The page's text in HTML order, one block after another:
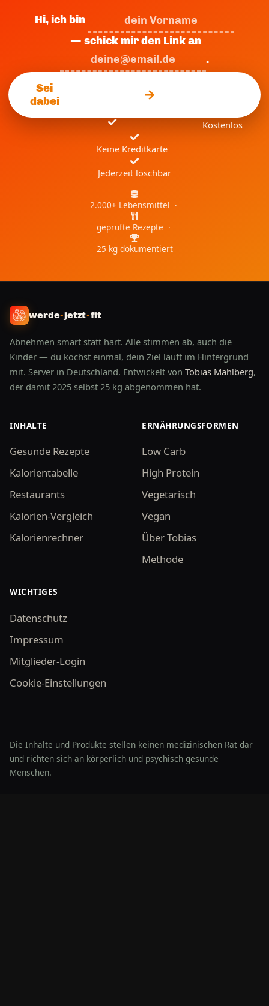
Hi, ich bin
— schick mir den Link an
.
Sei
dabei
Kostenlos
Keine Kreditkarte
Jederzeit löschbar
2.000+ Lebensmittel ·
geprüfte Rezepte ·
25 kg dokumentiert
werde-jetzt-fit
Abnehmen smart statt hart. Alle stimmen ab, auch die
Kinder — du kochst einmal, dein Ziel läuft im Hintergrund
mit. Server in Deutschland. Entwickelt von Tobias Mahlberg,
der damit 2025 selbst 25 kg abgenommen hat.
INHALTE
Gesunde Rezepte
Kalorientabelle
Restaurants
Kalorien-Vergleich
Kalorienrechner
ERNÄHRUNGSFORMEN
Low Carb
High Protein
Vegetarisch
Vegan
Über Tobias
Methode
WICHTIGES
Datenschutz
Impressum
Mitglieder-Login
Cookie-Einstellungen
Die Inhalte und Produkte stellen keinen medizinischen Rat dar
und richten sich an körperlich und psychisch gesunde
Menschen.